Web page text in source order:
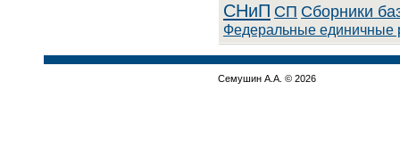
СНиП СП Сборники
Федеральные единичные
Семушин А.А. © 2026